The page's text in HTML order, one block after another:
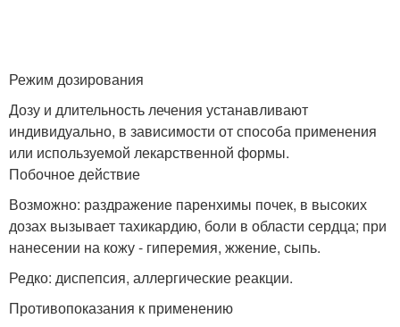
Режим дозирования
Дозу и длительность лечения устанавливают
индивидуально, в зависимости от способа применения
или используемой лекарственной формы.
Побочное действие
Возможно: раздражение паренхимы почек, в высоких
дозах вызывает тахикардию, боли в области сердца; при
нанесении на кожу - гиперемия, жжение, сыпь.
Редко: диспепсия, аллергические реакции.
Противопоказания к применению